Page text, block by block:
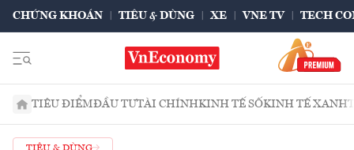
CHỨNG KHOÁN TIÊU & DÙNG XE VNE TV TECH
TIÊU ĐIỂMĐẦU TƯTÀI CHÍNHKINH TẾ SỐKINH TẾ XANH